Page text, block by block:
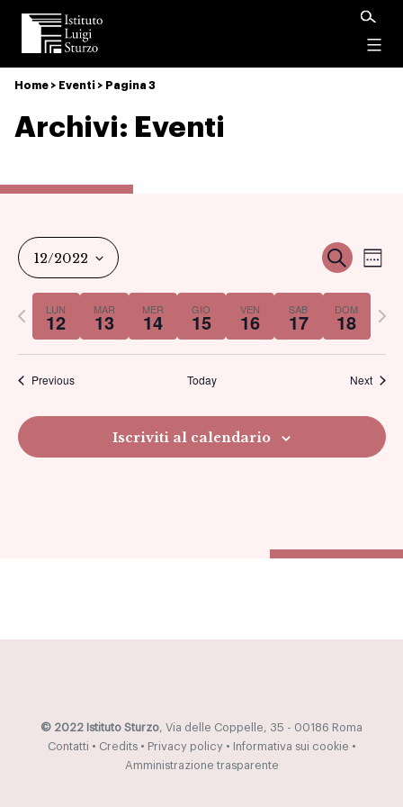
Istituto
Luigi
Sturzo
Home > Eventi > Pagina 3
Archivi: Eventi
e
viste
Cerca
12/2022
Select
date.LUN
12 MAR
13 MER
14 GIO
15 VEN
16 SAB
17 DOM
18
Previous
week
Previous Today Next
Iscriviti al calendario
© 2022 Istituto Sturzo, Via delle Coppelle, 35 - 00186 Roma
Contatti • Credits• Privacy policy• Informativa sui cookie •
Amministrazione trasparente